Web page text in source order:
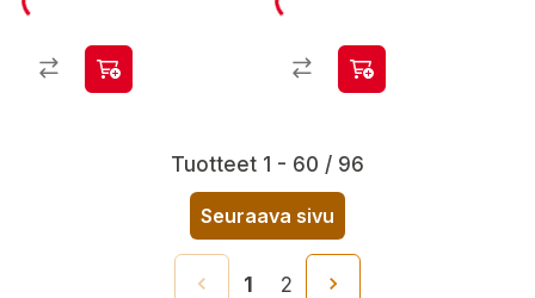
Tuotteet 1 - 60 / 96
Seuraava sivu
1 2